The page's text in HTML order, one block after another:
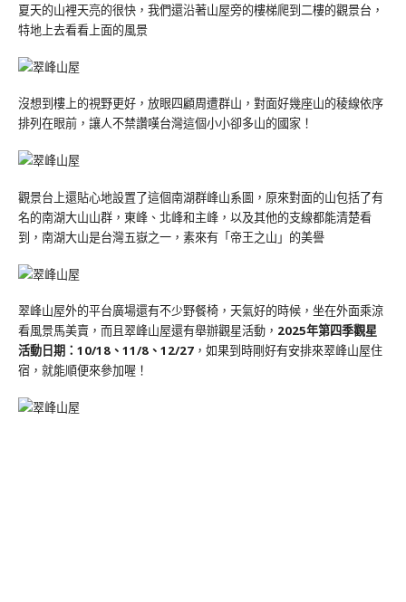
夏天的山裡天亮的很快，我們還沿著山屋旁的樓梯爬到二樓的觀景台，
特地上去看看上面的風景
沒想到樓上的視野更好，放眼四顧周遭群山，對面好幾座山的稜線依序
排列在眼前，讓人不禁讚嘆台灣這個小小卻多山的國家！
觀景台上還貼心地設置了這個南湖群峰山系圖，原來對面的山包括了有
名的南湖大山山群，東峰、北峰和主峰，以及其他的支線都能清楚看
到，南湖大山是台灣五嶽之一，素來有「帝王之山」的美譽
翠峰山屋外的平台廣場還有不少野餐椅，天氣好的時候，坐在外面乘涼
看風景馬美賣，而且翠峰山屋還有舉辦觀星活動， 2025年第四季觀星
活動日期：10/18、11/8、12/27 ，如果到時剛好有安排來翠峰山屋住
宿，就能順便來參加喔！